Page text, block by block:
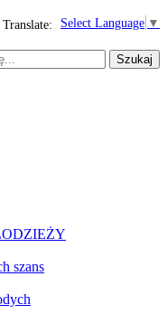
Select Language ▼
Translate:
Szukaj
szans